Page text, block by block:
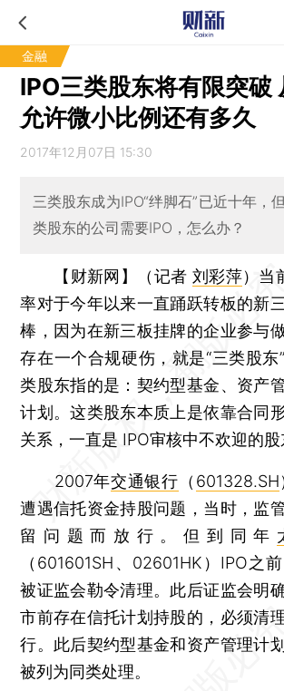
金融
IPO三类股东将有限突破
允许微小比例还有多久
2017年12月07日 15:30
三类股东成为IPO“绊脚石”已近十年，
类股东的公司需要IPO，怎么办？
【财新网】（记者 刘彩萍） 当
率对于今年以来一直踊跃转板的新
棒，因为在新三板挂牌的企业参与
存在一个合规硬伤，就是“三类股东
类股东指的是：契约型基金、资产
计划。这类股东本质上是依靠合同
关系，一直是 IPO审核中不欢迎的股
2007年交通银行 （ 601328.SH
遭遇信托资金持股问题，当时，监
留问题而放行。但到同年
（601601SH、02601HK）IPO之
被证监会勒令清理。此后证监会明
市前存在信托计划持股的，必须清
行。此后契约型基金和资产管理计
被列为同类处理。